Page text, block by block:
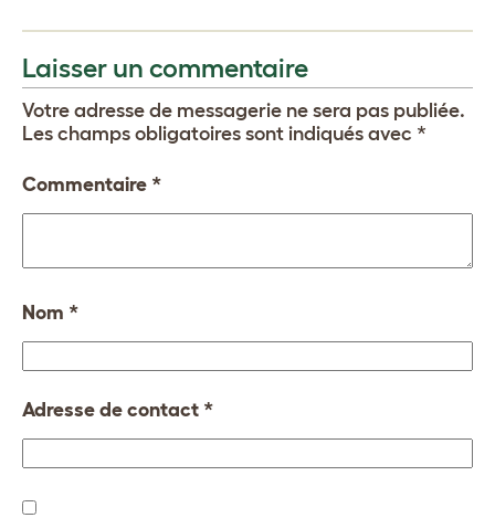
Laisser un commentaire
Votre adresse de messagerie ne sera pas publiée.
Les champs obligatoires sont indiqués avec *
Commentaire *
Nom *
Adresse de contact *